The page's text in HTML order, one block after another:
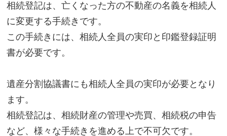
相続登記は、亡くなった方の不動産の名義を相続人
に変更する手続きです。
この手続きには、相続人全員の実印と印鑑登録証明
書が必要です。
遺産分割協議書にも相続人全員の実印が必要となり
ます。
相続登記は、相続財産の管理や売買、相続税の申告
など、様々な手続きを進める上で不可欠です。